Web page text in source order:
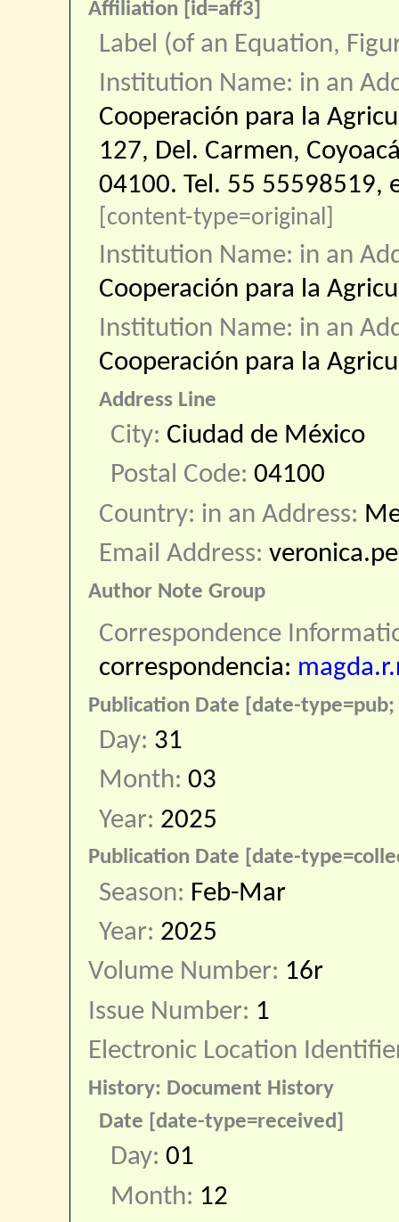
Affiliation [id=aff3]
Label (of an Equation,
Institution Name: in an
Cooperación para la
127, Del. Carmen,
04100. Tel. 55 55598519,
[content-type=original]
Institution Name: in an
Cooperación para la
Institution Name: in an
Cooperación para la
Address Line
City: Ciudad de México
Postal Code:04100
Country: in an Address:
Email Address:
Author Note Group
Correspondence
correspondencia:
Publication Date [date-
Day: 31
Month:03
Year: 2025
Publication Date [date-
Season: Feb-Mar
Year: 2025
Volume Number: 16r
Issue Number: 1
Electronic Location
History: Document History
Date [date-type=received]
Day:01
Month: 12